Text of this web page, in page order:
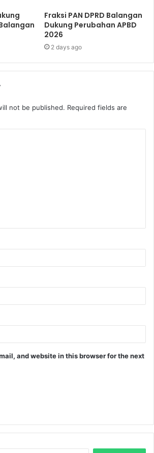
Fraksi PAN DPRD Balangan
Dukung Perubahan APBD
2026
2 days ago
not be published. Required fields are
and website in this browser for the next